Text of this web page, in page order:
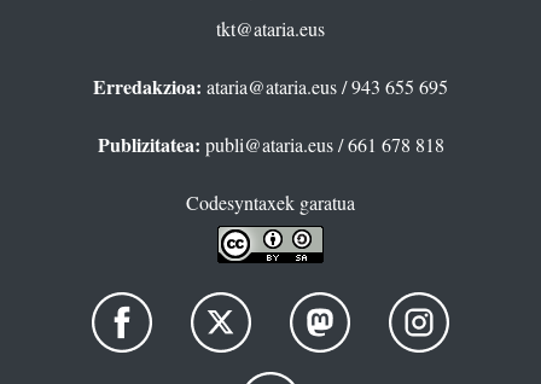
tkt@ataria.eus
Erredakzioa: ataria@ataria.eus/ 943 655 695
Publizitatea: publi@ataria.eus/ 661 678 818
Codesyntaxek garatua